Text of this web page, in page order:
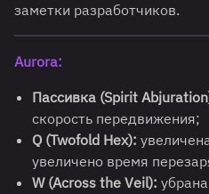
заметки разработчиков.
Aurora:
Пассивка (Spirit
скорость передвижения;
Q (Twofold Hex):
увеличено время
W (Across the Veil):